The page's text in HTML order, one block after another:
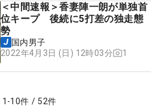
＜中間速報＞香妻陣一朗が単独首
位キープ 後続に5打差の独走態
勢
国内男子
2022年4月3日 (日) 12時03分
1
1 -10件 / 52件